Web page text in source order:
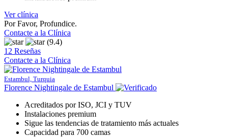
Ver clínica
Por Favor, Profundice.
Contacte a la Clínica
(9.4)
12 Reseñas
Contacte a la Clínica
Estambul, Turquia
Florence Nightingale de Estambul
Acreditados por ISO, JCI y TUV
Instalaciones premium
Sigue las tendencias de tratamiento más actuales
Capacidad para 700 camas